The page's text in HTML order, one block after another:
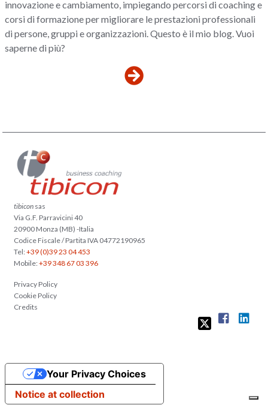
innovazione e cambiamento, impiegando percorsi di coaching e
corsi di formazione per migliorare le prestazioni professionali
di persone, gruppi e organizzazioni. Questo è il mio blog. Vuoi
saperne di più?
tibicon sas
Via G.F. Parravicini 40
20900 Monza (MB) -Italia
Codice Fiscale / Partita IVA 04772190965
Tel:+39 (0)39 23 04 453
Mobile:+39 348 67 03 396
Privacy Policy
Cookie Policy
Credits
Notice at collection
Your Privacy Choices